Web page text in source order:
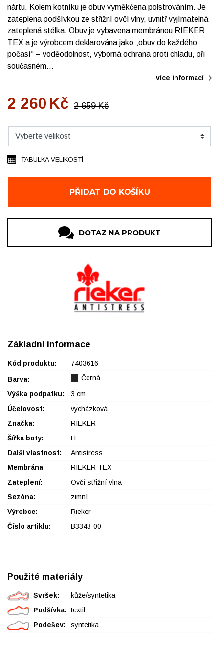
nártu. Kolem kotníku je obuv vyměkčena polstrováním. Je
zateplena podšívkou ze střižní ovčí vlny, uvnitř vyjímatelná
zateplená stélka. Obuv je vybavena membránou RIEKER
TEX a je výrobcem deklarována jako „obuv do každého
počasí“ – voděodolnost, výborná ochrana proti chladu, při
současném…
více informací
2 260 Kč 2 659 Kč
PŘIDAT DO KOŠÍKU
TABULKA VELIKOSTÍ
DOTAZ NA PRODUKT
Základní informace
Kód produktu: 7403616
Barva: Černá
Výška podpatku:
3 cm
Účelovost:
vycházková
Značka:
RIEKER
Šířka boty:
H
Další vlastnost:
Antistress
Membrána:
RIEKER TEX
Zateplení:
Ovčí střižní vlna
Sezóna:
zimní
Výrobce:
Rieker
Číslo artiklu:
B3343-00
Použité materiály
Svršek:
kůže/syntetika
Podšívka:
textil
Podešev:
syntetika